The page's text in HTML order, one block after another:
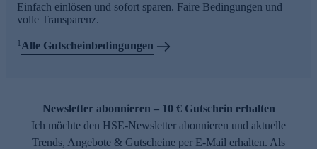
Einfach einlösen und sofort sparen. Faire Bedingungen und
volle Transparenz.
1Alle Gutscheinbedingungen
Newsletter abonnieren – 10 € Gutschein erhalten
Ich möchte den HSE-Newsletter abonnieren und aktuelle
Trends, Angebote & Gutscheine per E-Mail erhalten. Als